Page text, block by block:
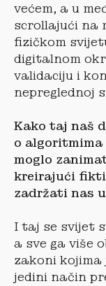
većem, a u
scrollajući na
fizičkom
digitalnom
validaciju i
nepreglednoj
Kako taj naš
o
moglo
kreirajući
zadržati nas
I taj se svijet
a sve ga više
zakoni kojima
jedini način